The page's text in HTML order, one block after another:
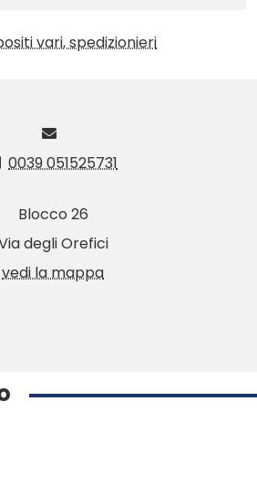
vari, spedizionieri
0039 051525731
Blocco 26
degli Orefici
vedi la mappa